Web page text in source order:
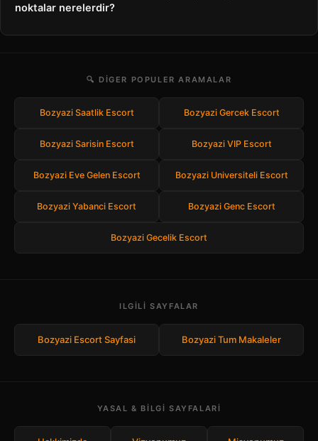
noktalar nerelerdir?
🔍 DIGER POPULER ARAMALAR
Bozyazi Saatlik Escort Bozyazi Gercek Escort
Bozyazi Sarisin Escort Bozyazi VIP Escort
Bozyazi Eve Gelen Escort Bozyazi Universiteli Escort
Bozyazi Yabanci Escort Bozyazi Genc Escort
Bozyazi Gecelik Escort
ILGILI SAYFALAR
Bozyazi Escort Sayfasi Bozyazi Tum Makaleler
YASAL & BILGI SAYFALARI